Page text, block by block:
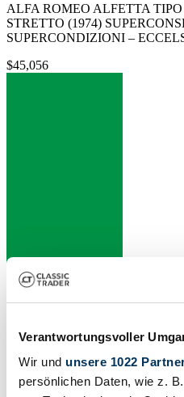
Verantwortungsvoller
Wir und unsere 1022
persönlichen Daten, wie z.
ALFA ROMEO ALFETTA TIPO
STRETTO (1974)
SUPERCONDIZIONI –
$45,056
Dealer